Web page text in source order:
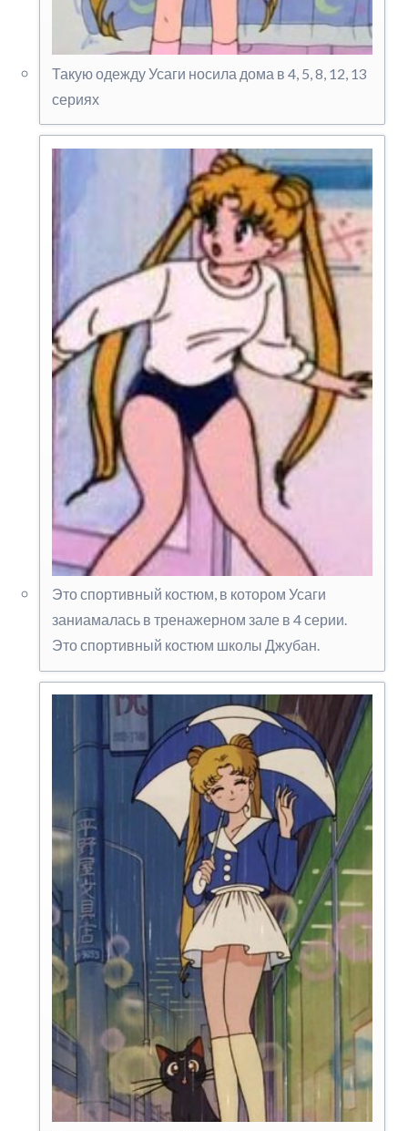
Такую одежду Усаги носила дома в 4, 5, 8, 12, 13
сериях
Это спортивный костюм, в котором Усаги
заниамалась в тренажерном зале в 4 серии.
Это спортивный костюм школы Джубан.